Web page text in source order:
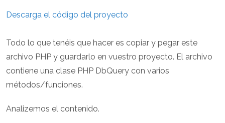
Descarga el código del proyecto
Todo lo que tenéis que hacer es copiar y pegar este
archivo PHP y guardarlo en vuestro proyecto. El archivo
contiene una clase PHP DbQuery con varios
métodos/funciones.
Analizemos el contenido.